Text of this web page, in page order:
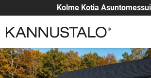
Kolme Kotia